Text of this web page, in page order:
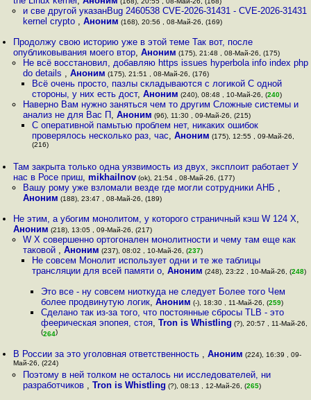
и све другой указанBug 2460538 CVE-2026-31431 - CVE-2026-31431
kernel crypto , Аноним (168), 20:56 , 08-Май-26, (169)
Продолжу свою историю уже в этой теме Так вот, после
опубликовывания моего втор,Аноним (175), 21:48 , 08-Май-26, (175)
Не всё восстановил, добавляю https issues hyperbola info index php
do details , Аноним (175), 21:51 , 08-Май-26, (176)
Всё очень просто, пазлы складываются с логикой С одной
стороны, у них есть дост, Аноним (240), 08:48 , 10-Май-26, (240)
Наверно Вам нужно заняться чем то другим Сложные системы и
анализ не для Вас П , Аноним (96), 11:30 , 09-Май-26, (215)
С оперативной памьтью проблем нет, никаких ошибок
проверялось несколько раз, час, Аноним (175), 12:55 , 09-Май-26,
(216)
Там закрыта только одна уязвимость из двух, эксплоит работает У
нас в Росе приш,mikhailnov (ok), 21:54 , 08-Май-26, (177)
Вашу рому уже взломали везде где могли сотрудники АНБ ,
Аноним (188), 23:47 , 08-Май-26, (189)
Не этим, а убогим монолитом, у которого страничный кэш W 124 X,
Аноним (218), 13:05 , 09-Май-26, (217)
W X совершенно ортогонален монолитности и чему там еще как
таковой , Аноним (237), 08:02 , 10-Май-26, (237)
Не совсем Монолит использует одни и те же таблицы
трансляции для всей памяти о, Аноним (248), 23:22 , 10-Май-26, (248)
Это все - ну совсем ниоткуда не следует Более того Чем
более продвинутую логик,Аноним (-), 18:30 , 11-Май-26, (259)
Сделано так из-за того, что постоянные сбросы TLB - это
феерическая эпопея, стоя,Tron is Whistling (?), 20:57 , 11-Май-26,
(264)
В России за это уголовная ответственность ,Аноним (224), 16:39 , 09-
Май-26, (224)
Поэтому в ней толком не осталось ни исследователей, ни
разработчиков , Tron is Whistling (?), 08:13 , 12-Май-26, (265)